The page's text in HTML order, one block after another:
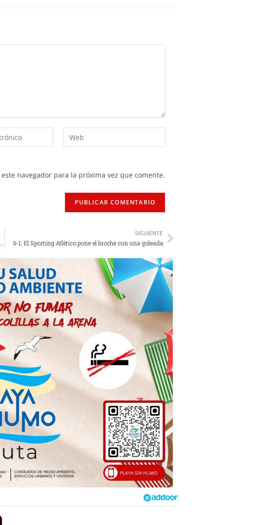
navegador para la próxima vez que comente.
al equipo tan desconectado"
SIGUIENTE
6-1: El Sporting Atlético pone el broche con una goleada